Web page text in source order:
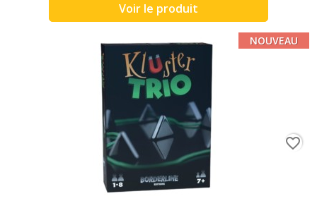
Voir le produit
NOUVEAU
favorite_border